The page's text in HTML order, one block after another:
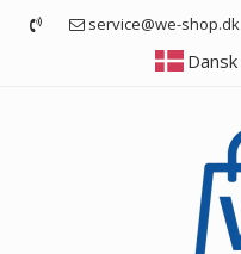
service@we-shop.dk
Dansk